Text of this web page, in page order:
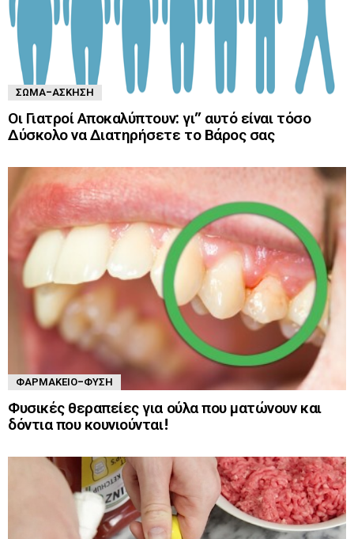
ΣΏΜΑ-ΆΣΚΗΣΗ
Οι Γιατροί Αποκαλύπτουν: γι” αυτό είναι τόσο
Δύσκολο να Διατηρήσετε το Βάρος σας
ΦΑΡΜΑΚΕΊΟ-ΦΎΣΗ
Φυσικές θεραπείες για ούλα που ματώνουν και
δόντια που κουνιούνται!